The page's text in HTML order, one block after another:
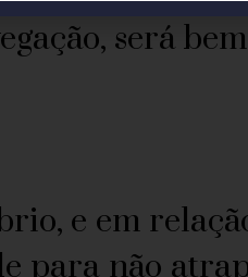
será
e em
para não